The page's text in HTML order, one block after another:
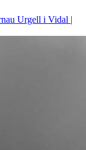
Urgell i Vidal |